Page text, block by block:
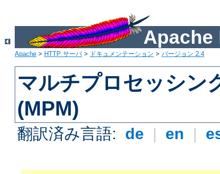
Apache
Apache > HTTP サーバ> ドキュメンテーション > バージョン 2.4
マルチプロセッシン
(MPM)
翻訳済み言語: de | en |